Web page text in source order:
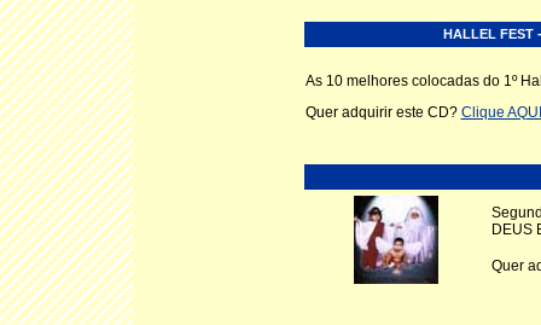
HALLEL FEST
As 10 melhores colocadas do 1º
Quer adquirir este CD? Clique
DEUS
Quer